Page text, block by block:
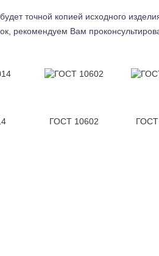
точной копией исходного
рекомендуем Вам
ГОСТ 10602 ГОСТ